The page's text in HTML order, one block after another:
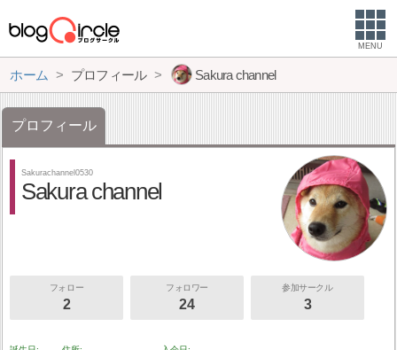
MENU
ホーム プロフィール Sakura channel
プロフィール
Sakurachannel0530
Sakura channel
フォロー
2
フォロワー
24
参加サークル
3